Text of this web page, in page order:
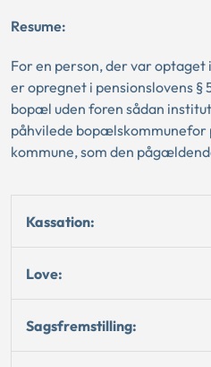
Resume:
For en person, der var
er opregnet i pensionslovens §
bopæl uden foren sådan
påhvilede bopælskommunefor
kommune, som den
Kassation:
Love:
Sagsfremstilling: